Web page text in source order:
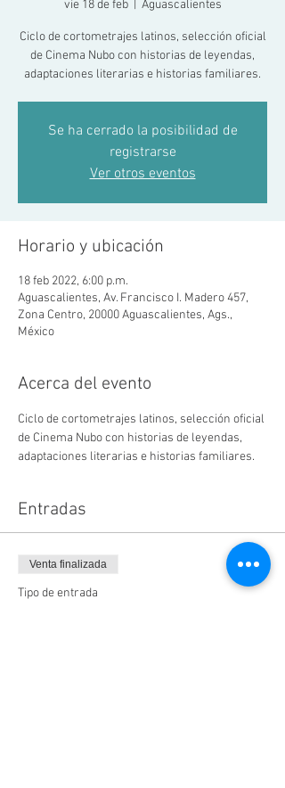
vie 18 de feb
  |
Aguascalientes
Ciclo de cortometrajes latinos, selección oficial
de Cinema Nubo con historias de leyendas,
adaptaciones literarias e historias familiares.
Se ha cerrado la posibilidad de
registrarse
Ver otros eventos
Horario y ubicación
18 feb 2022, 6:00 p.m.
Aguascalientes, Av. Francisco I. Madero 457,
Zona Centro, 20000 Aguascalientes, Ags.,
México
Acerca del evento
Ciclo de cortometrajes latinos, selección oficial
de Cinema Nubo con historias de leyendas,
adaptaciones literarias e historias familiares.
Entradas
Venta finalizada
Tipo de entrada